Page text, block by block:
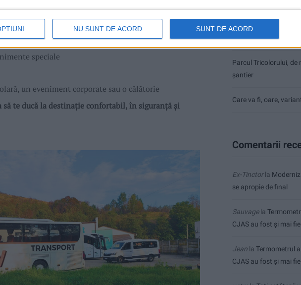
NU SUNT DE ACORD SUNT DE ACORD
către/de la locul de muncă
speciale
un eveniment corporate sau o călătorie
să te ducă la destinație confortabil, în siguranță și
Accident mortal între
TIR în flăcări!
Parcul Tricolorului, de
șantier
Care va fi, oare,
Comentarii
Ex-Tinctorla
se apropie de final
Sauvagela
CJAS au fost și mai
Jean la Termometrul
CJAS au fost și mai